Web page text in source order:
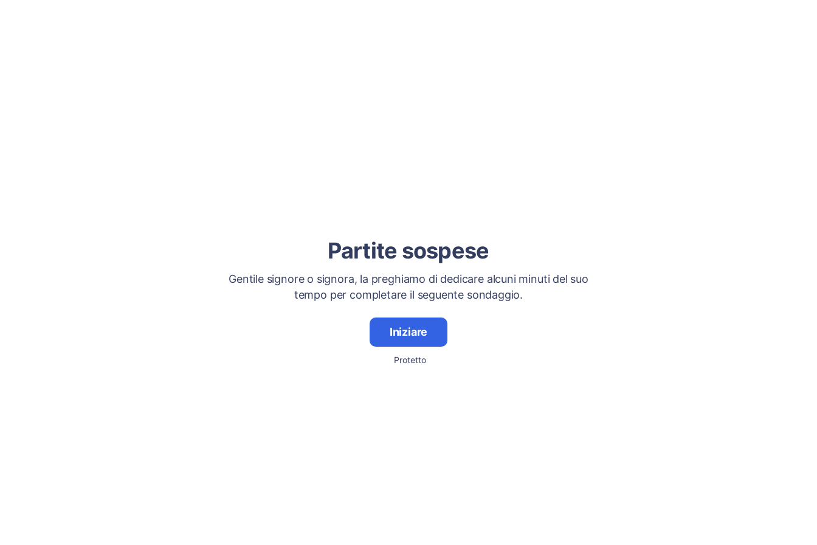
Partite sospese
Gentile signore o signora, la preghiamo di dedicare alcuni minuti del suo
tempo per completare il seguente sondaggio.
Iniziare
Protetto